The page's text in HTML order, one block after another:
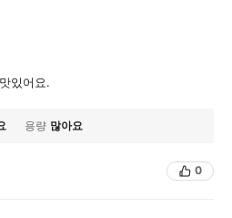
있어요.
용량 많아요
0